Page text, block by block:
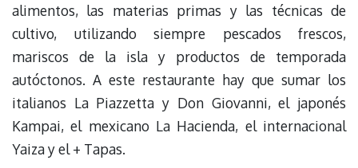
alimentos, las materias primas y las técnicas de
cultivo, utilizando siempre pescados frescos,
mariscos de la isla y productos de temporada
autóctonos. A este restaurante hay que sumar los
italianos La Piazzetta y Don Giovanni, el japonés
Kampai, el mexicano La Hacienda, el internacional
Yaiza y el + Tapas.